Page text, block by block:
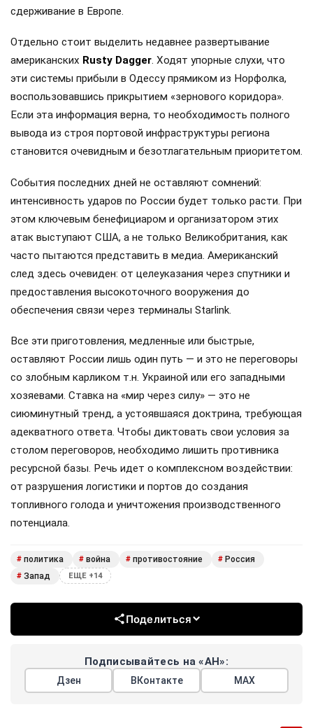
сдерживание в Европе.
Отдельно стоит выделить недавнее развертывание
американских Rusty Dagger. Ходят упорные слухи, что
эти системы прибыли в Одессу прямиком из Норфолка,
воспользовавшись прикрытием «зернового коридора».
Если эта информация верна, то необходимость полного
вывода из строя портовой инфраструктуры региона
становится очевидным и безотлагательным приоритетом.
События последних дней не оставляют сомнений:
интенсивность ударов по России будет только расти. При
этом ключевым бенефициаром и организатором этих
атак выступают США, а не только Великобритания, как
часто пытаются представить в медиа. Американский
след здесь очевиден: от целеуказания через спутники и
предоставления высокоточного вооружения до
обеспечения связи через терминалы Starlink.
Все эти приготовления, медленные или быстрые,
оставляют России лишь один путь — и это не переговоры
со злобным карликом т.н. Украиной или его западными
хозяевами. Ставка на «мир через силу» — это не
сиюминутный тренд, а устоявшаяся доктрина, требующая
адекватного ответа. Чтобы диктовать свои условия за
столом переговоров, необходимо лишить противника
ресурсной базы. Речь идет о комплексном воздействии:
от разрушения логистики и портов до создания
топливного голода и уничтожения производственного
потенциала.
# политика # война # противостояние # Россия
# Запад ЕЩЕ +14
Поделиться
Подписывайтесь на «АН»:
Дзен ВКонтакте МАХ